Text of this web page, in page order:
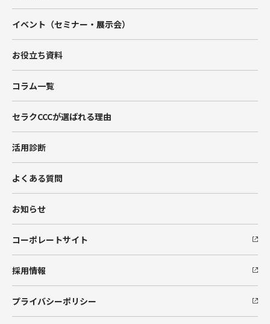
Account Engagement（旧Pardot）
Marketing Cloud
Data Cloud
イベント（セミナー・展示会）
お役立ち資料
コラム一覧
セラクCCCが選ばれる理由
活用診断
よくある質問
お知らせ
コーポレートサイト
採用情報
プライバシーポリシー